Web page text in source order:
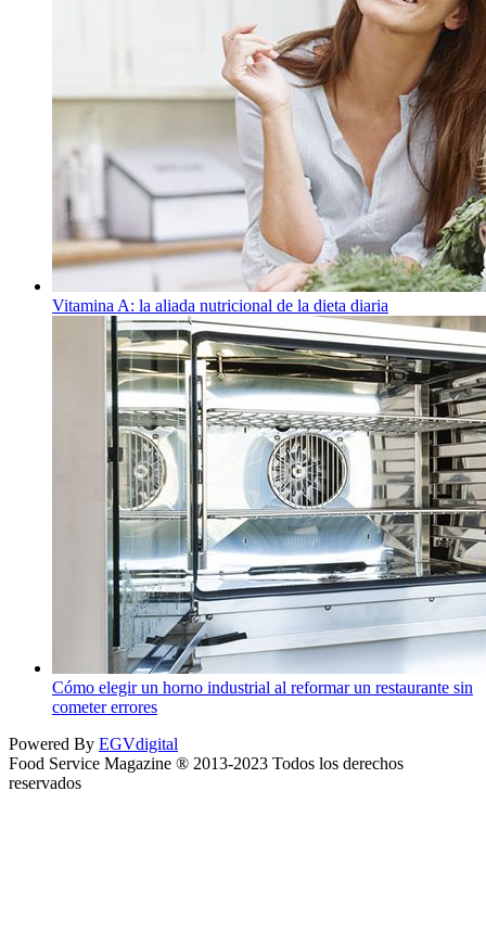
Vitamina A: la aliada nutricional de la dieta diaria
Cómo elegir un horno industrial al reformar un restaurante sin
cometer errores
Powered By EGVdigital
Food Service Magazine ® 2013-2023 Todos los derechos
reservados